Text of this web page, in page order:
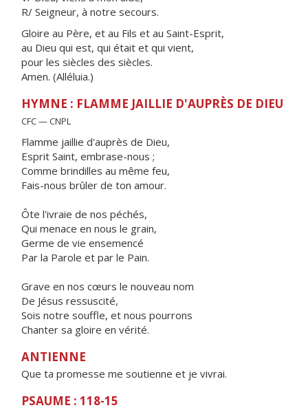
R/ Seigneur, à notre secours.
Gloire au Père, et au Fils et au Saint-Esprit,
au Dieu qui est, qui était et qui vient,
pour les siècles des siècles.
Amen. (Alléluia.)
HYMNE : FLAMME JAILLIE D'AUPRÈS DE DIEU
CFC — CNPL
Flamme jaillie d'auprès de Dieu,
Esprit Saint, embrase-nous ;
Comme brindilles au même feu,
Fais-nous brûler de ton amour.
Ôte l'ivraie de nos péchés,
Qui menace en nous le grain,
Germe de vie ensemencé
Par la Parole et par le Pain.
Grave en nos cœurs le nouveau nom
De Jésus ressuscité,
Sois notre souffle, et nous pourrons
Chanter sa gloire en vérité.
ANTIENNE
Que ta promesse me soutienne et je vivrai.
PSAUME : 118-15